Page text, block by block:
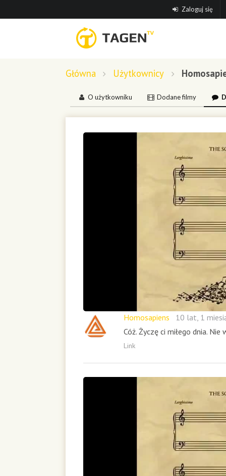
Zaloguj się
Główna Użytkownicy
O użytkowniku Dodane filmy
Homosapiens
10 lat, 1
Cóż. Życzę ci miłego dnia.
Link